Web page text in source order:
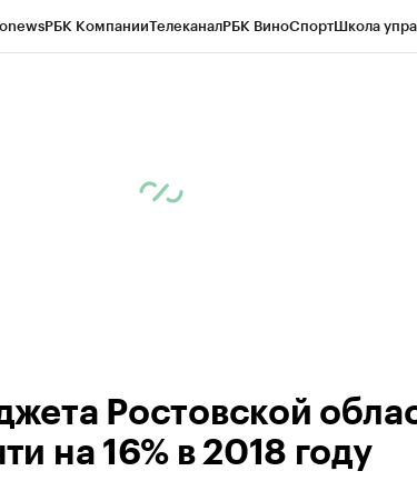
РБК КомпанииТелеканалРБК ВиноСпортШкола
Ростовской
на 16% в 2018 году